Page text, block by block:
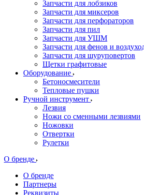
Запчасти для лобзиков
Запчасти для миксеров
Запчасти для перфораторов
Запчасти для пил
Запчасти для УШМ
Запчасти для фенов и
Запчасти для шуруповертов
Щетки графитовые
Оборудование
Бетоносмесители
Тепловые пушки
Ручной инструмент
Лезвия
Ножи со сменными лезвиями
Ножовки
Отвертки
Рулетки
О бренде
О бренде
Партнеры
Реквизиты